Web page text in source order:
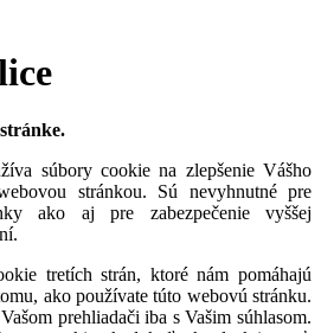
súbory cookie na zlepšenie Vášho
stránkou. Sú nevyhnutné pre
ako aj pre zabezpečenie vyššej
tretích strán, ktoré nám pomáhajú
ako používate túto webovú stránku.
prehliadači iba s Vašim súhlasom.